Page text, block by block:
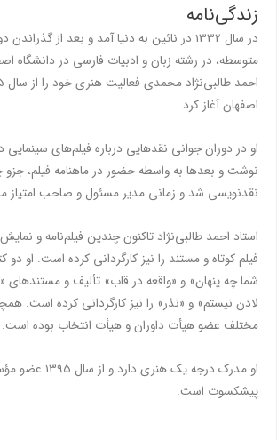
زندگی‌نامه
در سال 1332 در نائین به دنیا آمد و بعد از
متوسطه، در رشته زبان و ادبیات فارسی در دانشگاه
اصفهان آغاز کرد.
او در دوران جوانی نقدهایی درباره فیلم‌های
نوشت و بعدها به واسطه حضور در ماهنامه فیلم،
نقدنویسی شد و زمانی مدیر مسئول و صاحب امتیاز
استاد احمد طالبی‌نژاد تاکنون چندین فیلم‌نامه و
فیلم کوتاه و مستند را نیز کارگردانی کرده است. او دو
شما چه پنهان» و «واقعه در قاب» تألیف و
لادن نیستم» و «نذر» را نیز کارگردانی کرده است.
مختلف عضو هیأت داوران و هیأت انتخاب بوده است.
او مدرک درجه یک
پیشکسوت است.